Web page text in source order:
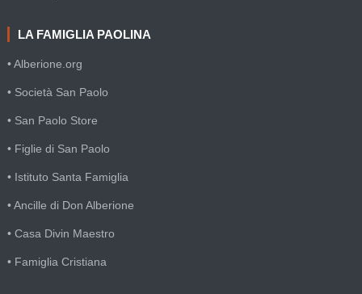
LA FAMIGLIA PAOLINA
• Alberione.org
• Società San Paolo
• San Paolo Store
• Figlie di San Paolo
• Istituto Santa Famiglia
• Ancille di Don Alberione
• Casa Divin Maestro
• Famiglia Cristiana